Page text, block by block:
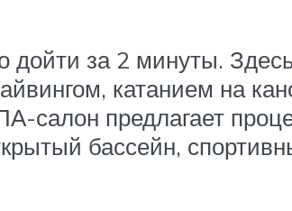
за 2 минуты.
катанием на
салон предлагает
бассейн,